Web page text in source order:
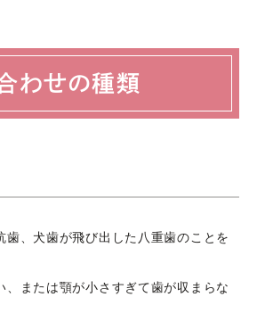
わせの種類
歯、犬歯が飛び出した八重歯のことを
、または顎が小さすぎて歯が収まらな